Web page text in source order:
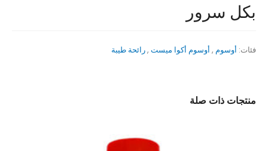
بكل سرور
فئات: أوسوم , أوسوم أكوا ميست ,رائحة طيبة
منتجات ذات صلة